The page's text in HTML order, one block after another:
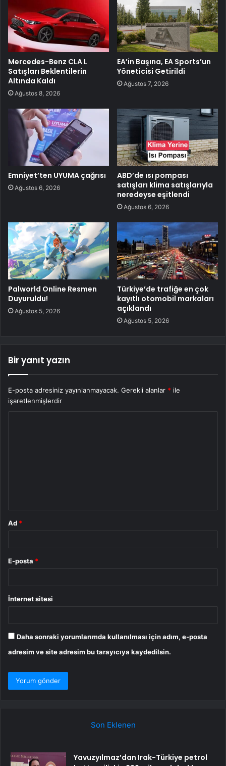
Mercedes-Benz CLA L
Satışları Beklentilerin
Altında Kaldı
Ağustos 8, 2026
EA’in Başına, EA Sports’un
Yöneticisi Getirildi
Ağustos 7, 2026
Emniyet’ten UYUMA çağrısı
Ağustos 6, 2026
ABD’de ısı pompası
satışları klima satışlarıyla
neredeyse eşitlendi
Ağustos 6, 2026
Palworld Online Resmen
Duyuruldu!
Ağustos 5, 2026
Türkiye’de trafiğe en çok
kayıtlı otomobil markaları
açıklandı
Ağustos 5, 2026
Bir yanıt yazın
E-posta adresiniz yayınlanmayacak. Gerekli alanlar * ile
işaretlenmişlerdir
Ad *
E-posta *
İnternet sitesi
Daha sonraki yorumlarımda kullanılması için adım, e-posta
adresim ve site adresim bu tarayıcıya kaydedilsin.
Son Eklenen
Yavuzyılmaz’dan Irak-Türkiye petrol